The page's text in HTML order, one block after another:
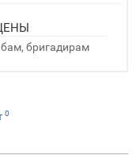
бригадирам
0